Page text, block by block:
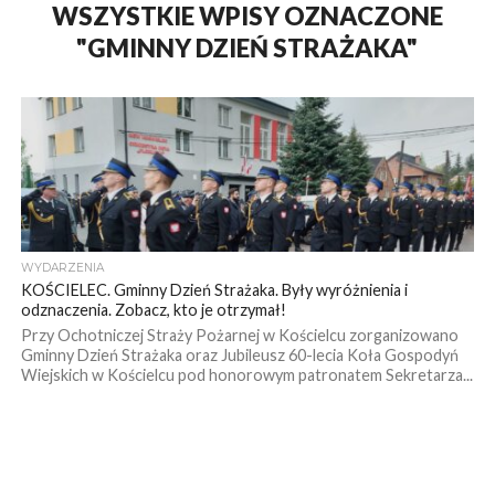
WSZYSTKIE WPISY OZNACZONE
"GMINNY DZIEŃ STRAŻAKA"
WYDARZENIA
KOŚCIELEC. Gminny Dzień Strażaka. Były wyróżnienia i
odznaczenia. Zobacz, kto je otrzymał!
Przy Ochotniczej Straży Pożarnej w Kościelcu zorganizowano
Gminny Dzień Strażaka oraz Jubileusz 60-lecia Koła Gospodyń
Wiejskich w Kościelcu pod honorowym patronatem Sekretarza...